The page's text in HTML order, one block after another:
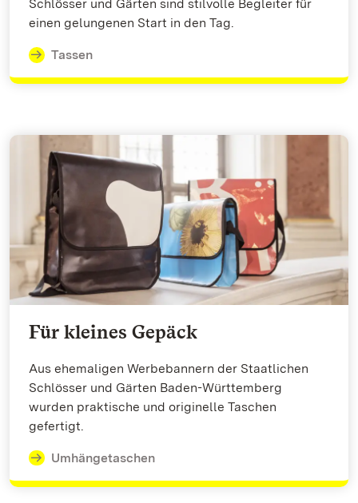
Schlösser und Gärten sind stilvolle Begleiter für
einen gelungenen Start in den Tag.
Tassen
Für kleines Gepäck
Aus ehemaligen Werbebannern der Staatlichen
Schlösser und Gärten Baden-Württemberg
wurden praktische und originelle Taschen
gefertigt.
Umhängetaschen